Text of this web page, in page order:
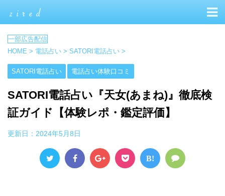
HOME > 電話占い > SATORI電話占い >
SATORI電話占い 電話占い体験口コミ
SATORI電話占い『天女(あまね)』徹底検
証ガイド【体験レポ・鑑定評価】
更新日： 2024年5月8日
B!